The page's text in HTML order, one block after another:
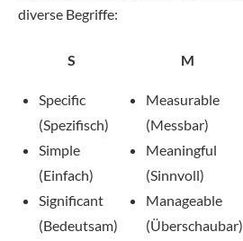
diverse Begriffe:
S M
Specific
(Spezifisch)
Simple
(Einfach)
Significant
(Bedeutsam)
Measurable
(Messbar)
Meaningful
(Sinnvoll)
Manageable
(Überschaubar)